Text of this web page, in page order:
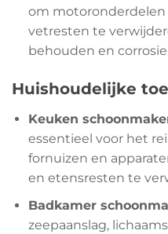
om motoronderdelen
vetresten te
behouden en
Huishoudelijke
Keuken
essentieel voor het
fornuizen en
en etensresten te
Badkamer
zeepaanslag,